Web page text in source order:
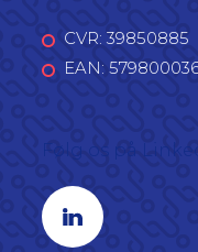
CVR: 39850885
EAN:
Linkedin profil